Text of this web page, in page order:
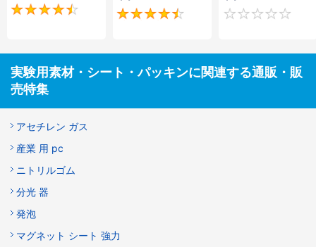
4.4 4.5
実験用素材・シート・パッキンに関連する通販・販
売特集
アセチレン ガス
産業 用 pc
ニトリルゴム
分光 器
発泡
マグネット シート 強力